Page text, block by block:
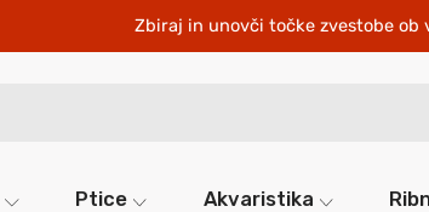
Zbiraj in unovči točke zvestobe ob
Ptice Akvaristika